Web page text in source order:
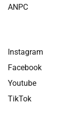
ANPC
Instagram
Facebook
Youtube
TikTok